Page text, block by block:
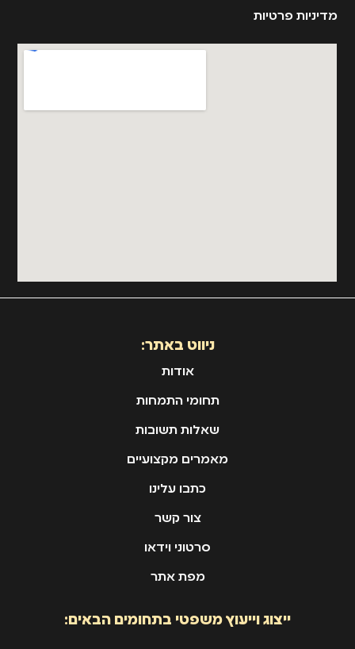
מדיניות פרטיות
ניווט באתר:
אודות
תחומי התמחות
שאלות תשובות
מאמרים מקצועיים
כתבו עלינו
צור קשר
סרטוני וידאו
מפת אתר
ייצוג וייעוץ משפטי בתחומים הבאים: